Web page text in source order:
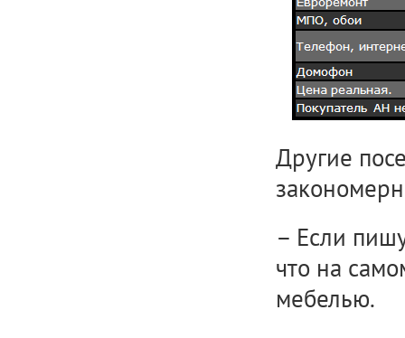
Другие
– Если
что на
мебелью.